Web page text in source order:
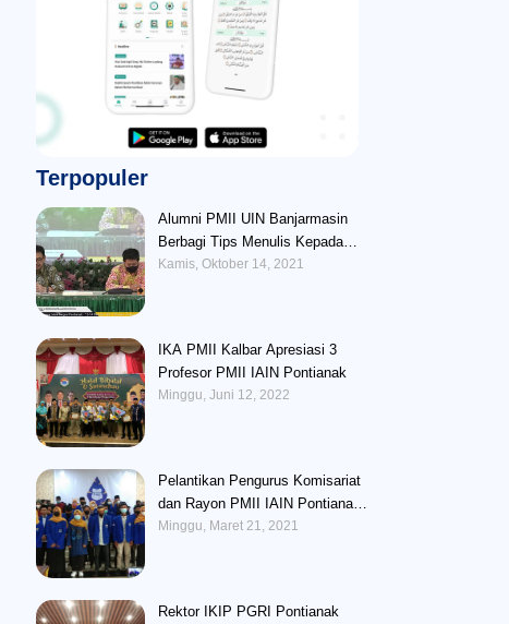
Terpopuler
Alumni PMII UIN Banjarmasin
Berbagi Tips Menulis Kepada
Peserta BUAF
Kamis, Oktober 14, 2021
IKA PMII Kalbar Apresiasi 3
Profesor PMII IAIN Pontianak
Minggu, Juni 12, 2022
Pelantikan Pengurus Komisariat
dan Rayon PMII IAIN Pontianak :
Perlunya Memberikan Wadah
Minggu, Maret 21, 2021
Rektor IKIP PGRI Pontianak